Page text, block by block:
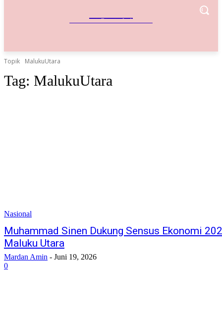
Referensi Bisnis Indonesia
Topik MalukuUtara
Tag: MalukuUtara
Nasional
Muhammad Sinen Dukung Sensus Ekonomi
Maluku Utara
Mardan Amin - Juni 19, 2026
0